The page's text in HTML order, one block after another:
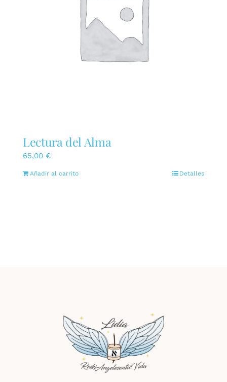
Lectura del Alma
65,00 €
Añadir al carrito Detalles